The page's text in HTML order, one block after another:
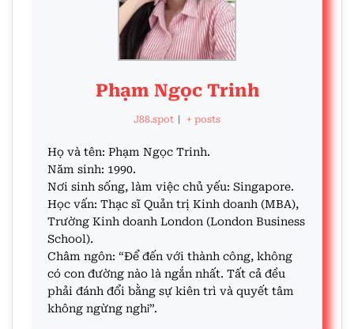
Phạm Ngọc Trinh
J88.spot | + posts
Họ và tên: Phạm Ngọc Trinh.
Năm sinh: 1990.
Nơi sinh sống, làm việc chủ yếu: Singapore.
Học vấn: Thạc sĩ Quản trị Kinh doanh (MBA),
Trường Kinh doanh London (London Business
School).
Châm ngôn: “Để đến với thành công, không
có con đường nào là ngắn nhất. Tất cả đều
phải đánh đổi bằng sự kiên trì và quyết tâm
không ngừng nghỉ”.